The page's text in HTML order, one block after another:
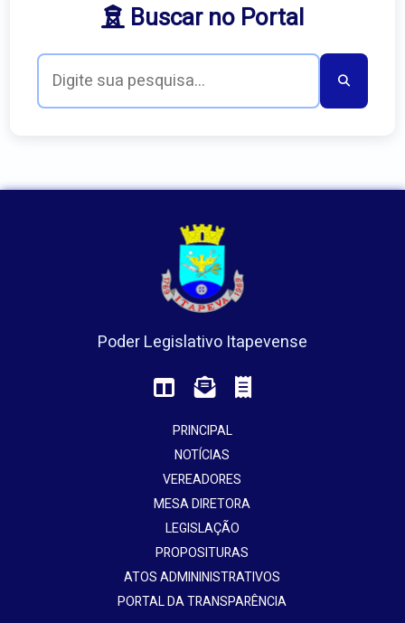
Buscar no Portal
Poder Legislativo Itapevense
PRINCIPAL
NOTÍCIAS
VEREADORES
MESA DIRETORA
LEGISLAÇÃO
PROPOSITURAS
ATOS ADMININISTRATIVOS
PORTAL DA TRANSPARÊNCIA